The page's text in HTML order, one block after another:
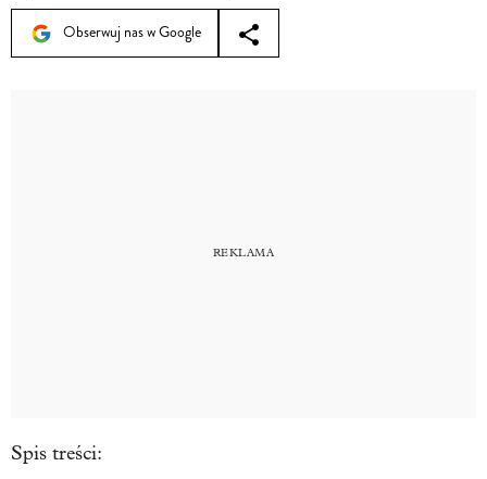
Obserwuj nas w Google
Spis treści: